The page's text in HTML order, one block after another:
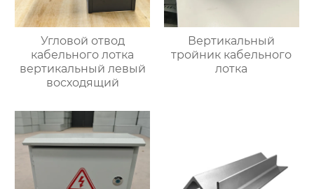
Угловой отвод
кабельного лотка
вертикальный левый
восходящий
Вертикальный
тройник кабельного
лотка